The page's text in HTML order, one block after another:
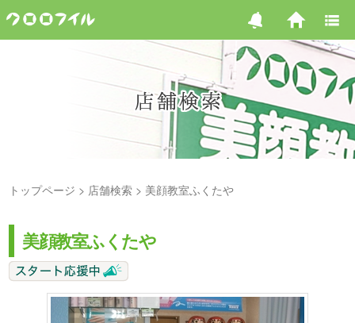
トップページ 店舗検索 美顔教室ふくたや
美顔教室ふくたや